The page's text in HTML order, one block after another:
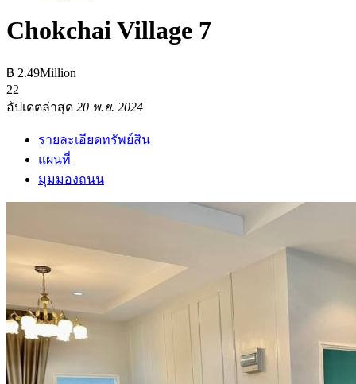
Chokchai Village 7
฿ 2.49Million
22
อัปเดตล่าสุด 20 พ.ย. 2024
รายละเอียดทรัพย์สิน
แผนที่
มุมมองถนน